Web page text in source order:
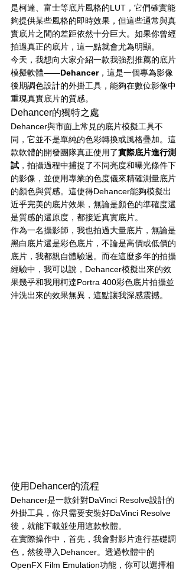
是柯達、富士等底片風格的LUT，它們確實能
夠提供某些風格的即時效果，但這些通常與真
實底片之間的差距依然十分巨大。如果你曾經
拍過真正的底片，這一點就會尤為明顯。
今天，我想向大家介紹一款我強烈推薦的底片
模擬軟體——Dehancer，這是一個專為影像
後期調色設計的外掛工具，能夠在數位影像中
重現真實底片的質感。
Dehancer的獨特之處
Dehancer與市面上常見的底片模擬工具不
同，它並不是單純的色彩轉換或風格疊加。這
款軟體的開發團隊真正使用了實際底片進行測
試 ，拍攝過程中捕捉了不同亮度和曝光條件下
的影像，並使用專業的色度儀來精確測量底片
的顏色與質感。這使得Dehancer能夠模擬出
近乎完美的底片效果，無論是顏色的準確度還
是質感的還原度，都接近真實底片。
作為一名攝影師，我也拍過大量底片，無論是
黑白底片還是彩色底片，不論是高價或低價的
底片，我都親自體驗過。而在這麼多年的拍攝
經驗中，我可以說，Dehancer模擬出來的效
果幾乎和我用柯達Portra 400彩色底片拍攝並
沖洗出來的效果無異，這點讓我深感震撼。
使用Dehancer的流程
Dehancer是一款針對DaVinci Resolve設計的
外掛工具，你只需要安裝好DaVinci Resolve
後，就能下載並使用這款軟體。
在實際操作中，首先，我會對影片進行基礎調
色，然後導入Dehancer。透過軟體中的
OpenFX Film Emulation功能，你可以選擇相